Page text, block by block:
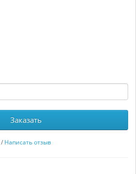
Заказать
/ Написать отзыв